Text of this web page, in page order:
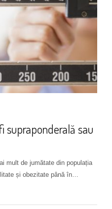
supraponderală sau
mult de jumătate din populația
și obezitate până în…